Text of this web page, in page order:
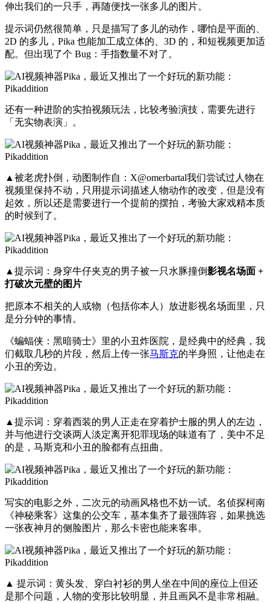
伸出我们的一只手，再随便找一张多儿的图片。
提示词仍然很简单，只是描写了多儿的动作，哪怕是平面的、
2D 的多儿，Pika 也能加工成立体的、3D 的，和短视频更加适
配。但出现了个 Bug：手指数量不对了。
还有一种进阶的实拍视频玩法，比较考验演技，需要先进行
「无实物表演」。
▲被老虎扑倒，动图制作自：X@omerbartal我们尝试过人物在
视频里保持不动，只用提示词描述人物动作的改变，但是没有
起效，所以还是需要进行一个提前的摆拍，考验大家戏精本质
的时候到了。
▲提示词：身穿牛仔夹克的男子被一只水豚撞倒影视名场面 +
打破次元壁的图片
把原本不相关的人或物（包括你本人）放进影视名场面里，只
是分分钟的事情。
《蝙蝠侠：黑暗骑士》里的小丑炸医院，是经典中的经典，我
们截取几秒的片段，然后上传一张马斯克的半身照，让他走在
小丑的旁边。
▲提示词：穿着西装的男人正走在穿着护士服的男人的左边，
并与他进行交谈两人淡定离开犯罪现场的味道有了，美中不足
的是，马斯克和小丑的脸都有点扭曲。
写实的电影之外，二次元的动画风格也不妨一试。名侦探柯南
《神秘乘客》这集的公交车，基本集齐了最强阵容，如果挑选
一张夜神月的侧脸图片，那么卡密也能来客串。
▲ 提示词：黄头发、穿白衬衫的男人坐在中间的座位上但还
是那个问题，人物的变形比较明显，并且画风不是非常相融。